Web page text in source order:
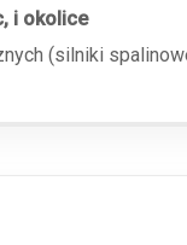
i okolice
(silniki